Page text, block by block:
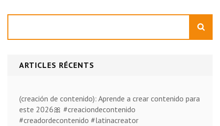
ARTICLES RÉCENTS
(creación de contenido): Aprende a crear contenido para
este 2026🎀 #creaciondecontenido
#creadordecontenido #latinacreator